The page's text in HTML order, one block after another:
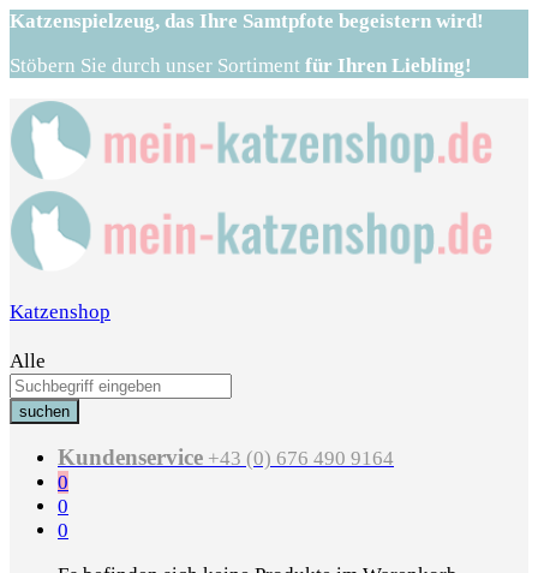
Katzenspielzeug, das Ihre Samtpfote begeistern wird!
Stöbern Sie durch unser Sortiment für Ihren Liebling!
Katzenshop
Alle
suchen
Kundenservice +43 (0) 676 490 9164
0
0
0